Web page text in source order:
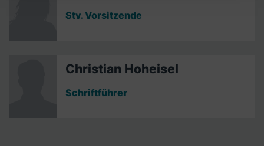
Stv. Vorsitzende
Christian Hoheisel
Schriftführer